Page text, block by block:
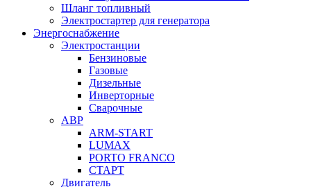
Шланг топливный
Электростартер для генератора
Энергоснабжение
Электростанции
Бензиновые
Газовые
Дизельные
Инверторные
Сварочные
АВР
ARM-START
LUMAX
PORTO FRANCO
СТАРТ
Двигатель